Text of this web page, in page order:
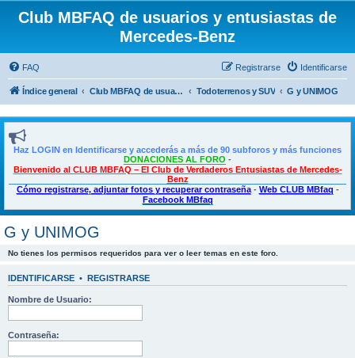
Club MBFAQ de usuarios y entusiastas de
Mercedes-Benz
FAQ Identificarse
Registrarse
Índice general Club MBFAQ de usuarios y entusiastas de Mercedes Benz Todoterrenos y SUV G y UNIMOG
Haz LOGIN en Identificarse y accederás a más de 90 subforos y más funciones
DONACIONES AL FORO -
Bienvenido al CLUB MBFAQ – El Club de Verdaderos Entusiastas de Mercedes-
Benz
Cómo registrarse, adjuntar fotos y recuperar contraseña- Web CLUB MBfaq -
Facebook MBfaq
G y UNIMOG
No tienes los permisos requeridos para ver o leer temas en este foro.
IDENTIFICARSE • REGISTRARSE
Nombre de Usuario:
Contraseña: